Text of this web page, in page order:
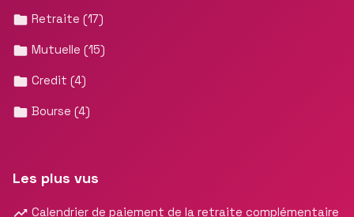
Retraite (17)
Mutuelle (15)
Credit (4)
Bourse (4)
Les plus vus
Calendrier de paiement de la retraite complémentaire